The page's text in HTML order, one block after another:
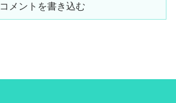
コメントを書き込む